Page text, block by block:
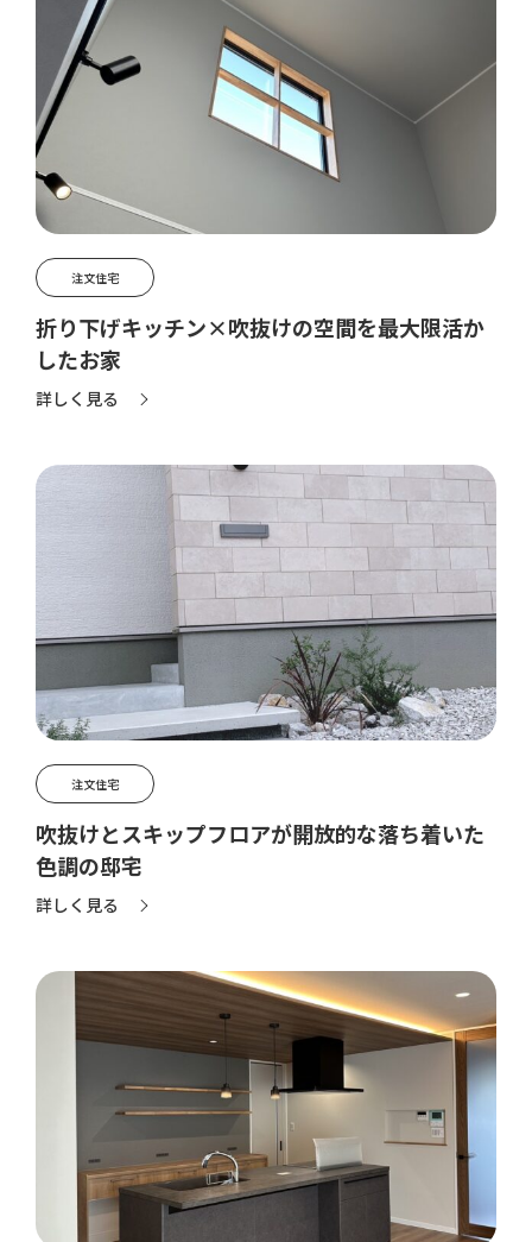
注文住宅
折り下げキッチン×吹抜けの空間を最大限活か
したお家
詳しく見る
注文住宅
吹抜けとスキップフロアが開放的な落ち着いた
色調の邸宅
詳しく見る